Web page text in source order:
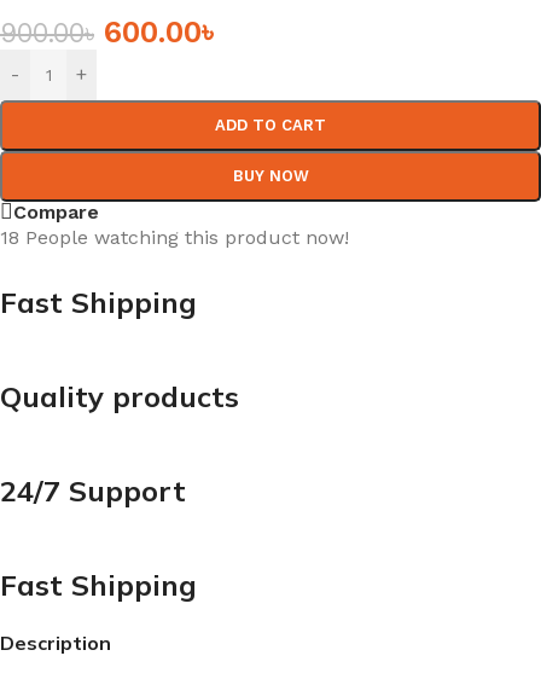
900.00৳ 600.00৳
- +
ADD TO CART
BUY NOW
Compare
18 People watching this product now!
Fast Shipping
Quality products
24/7 Support
Fast Shipping
Description